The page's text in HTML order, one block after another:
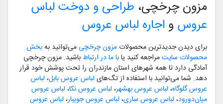
مزون چرخچی، طراحی و دوخت لباس
عروس و اجاره لباس عروس
برای دیدن جدیدترین محصولات مزون چرخچی می‌توانید بهبخش
محصولات سایتمراجعه کنید یابا ما در ارتباط باشید. مزون چرخچی
آمادگی دارد تا همه شهرهای استان مازندران را تحت پوشش خود قرار
دهد. شما می‌توانید با استفاده از تگ‌های لباس عروس بابل، لباس
عروس گلوگاه، لباس عروس بهشهر، لباس عروس نکا، لباس عروس
میان‌دورود، لباس عروس ساری، لباس عروس جویبار، لباس عروس